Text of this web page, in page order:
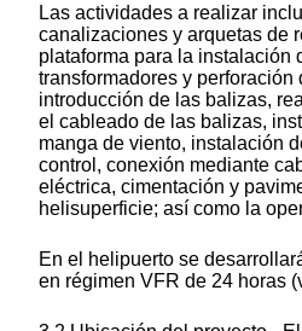
Las actividades a realizar
canalizaciones y arquetas de
plataforma para la instalación
transformadores y perforación
introducción de las balizas,
el cableado de las balizas,
manga de viento, instalación
control, conexión mediante
eléctrica, cimentación y
helisuperficie; así como la
En el helipuerto se
en régimen VFR de 24 horas